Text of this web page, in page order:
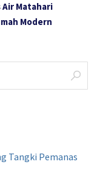
Air Matahari
Modern
Tangki Pemanas